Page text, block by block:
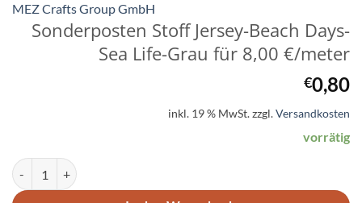
MEZ Crafts Group GmbH
Sonderposten Stoff Jersey-Beach Days-
Sea Life-Grau für 8,00 €/meter
€0,80
inkl. 19 % MwSt.zzgl.Versandkosten
vorrätig
Sonderposten Stoff Jersey-Beach Days-Sea Life-Grau für 8,00 €/